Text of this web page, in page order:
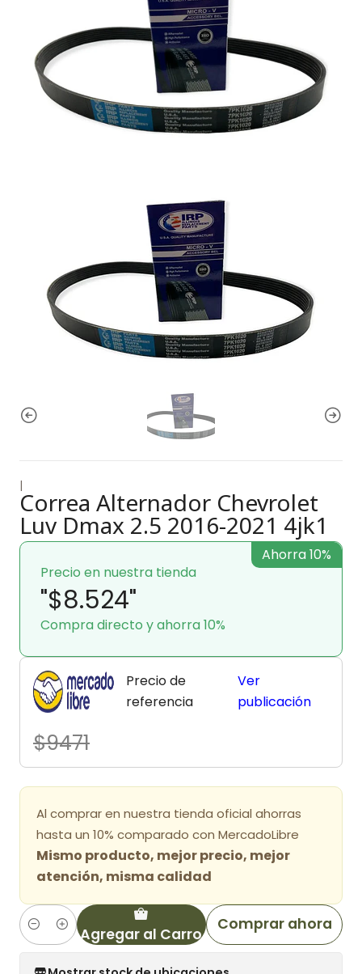
|
Correa Alternador Chevrolet
Luv Dmax 2.5 2016-2021 4jk1
Precio en nuestra tienda
"$8.524"
Compra directo y ahorra 10%
Ahorra 10%
Precio de
referencia
$9471
Ver
publicación
Al comprar en nuestra tienda oficial ahorras
hasta un 10% comparado con MercadoLibre
Mismo producto, mejor precio, mejor
atención, misma calidad
Cantidad Agregar al Carro
Comprar ahora